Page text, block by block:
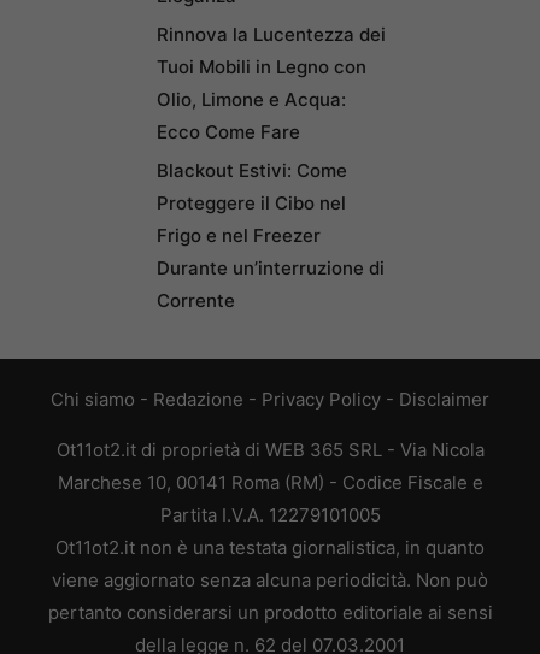
Rinnova la Lucentezza dei
Tuoi Mobili in Legno con
Olio, Limone e Acqua:
Ecco Come Fare
Blackout Estivi: Come
Proteggere il Cibo nel
Frigo e nel Freezer
Durante un’interruzione di
Corrente
Chi siamo - Redazione - Privacy Policy - Disclaimer
Ot11ot2.it di proprietà di WEB 365 SRL - Via Nicola
Marchese 10, 00141 Roma (RM) - Codice Fiscale e
Partita I.V.A. 12279101005
Ot11ot2.it non è una testata giornalistica, in quanto
viene aggiornato senza alcuna periodicità. Non può
pertanto considerarsi un prodotto editoriale ai sensi
della legge n. 62 del 07.03.2001